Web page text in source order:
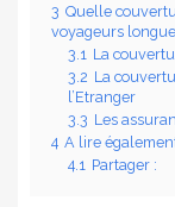
3 Quelle
voyageurs
3.1 La
3.2 La
l’Etranger
3.3 Les
4 A lire
4.1 Partager :